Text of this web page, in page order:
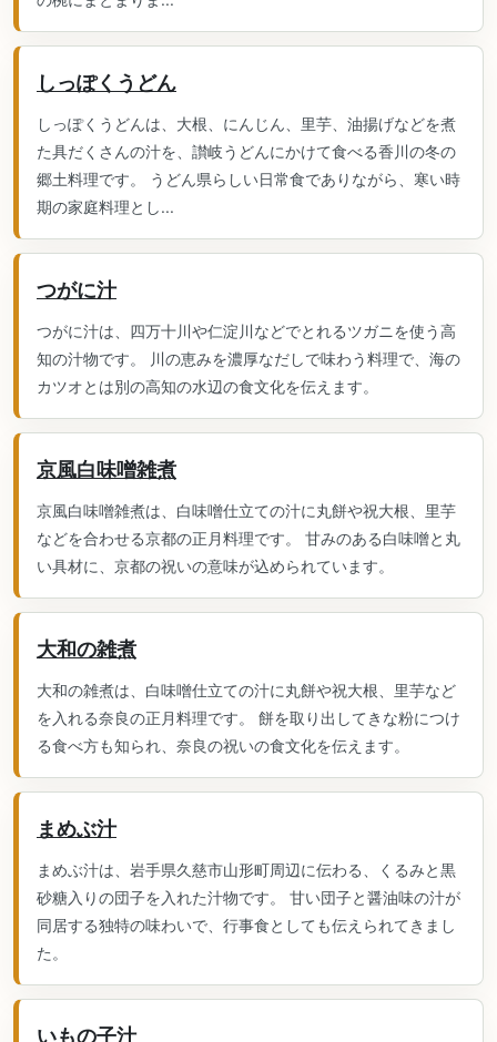
しっぽくうどん
しっぽくうどんは、大根、にんじん、里芋、油揚げなどを煮
た具だくさんの汁を、讃岐うどんにかけて食べる香川の冬の
郷土料理です。 うどん県らしい日常食でありながら、寒い時
期の家庭料理とし...
つがに汁
つがに汁は、四万十川や仁淀川などでとれるツガニを使う高
知の汁物です。 川の恵みを濃厚なだしで味わう料理で、海の
カツオとは別の高知の水辺の食文化を伝えます。
京風白味噌雑煮
京風白味噌雑煮は、白味噌仕立ての汁に丸餅や祝大根、里芋
などを合わせる京都の正月料理です。 甘みのある白味噌と丸
い具材に、京都の祝いの意味が込められています。
大和の雑煮
大和の雑煮は、白味噌仕立ての汁に丸餅や祝大根、里芋など
を入れる奈良の正月料理です。 餅を取り出してきな粉につけ
る食べ方も知られ、奈良の祝いの食文化を伝えます。
まめぶ汁
まめぶ汁は、岩手県久慈市山形町周辺に伝わる、くるみと黒
砂糖入りの団子を入れた汁物です。 甘い団子と醤油味の汁が
同居する独特の味わいで、行事食としても伝えられてきまし
た。
いもの子汁